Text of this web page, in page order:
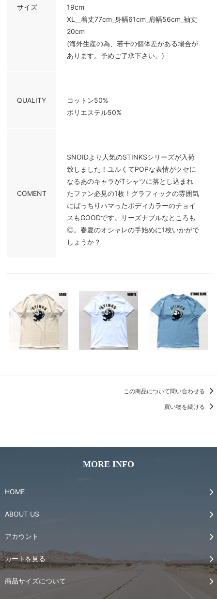
サイズ
19cm
XL__着丈77cm_身幅61cm_肩幅56cm_袖丈
20cm
(海外生産の為、若干の個体差がある場合が
あります。予めご了承下さい。)
QUALITY
コットン50%
ポリエステル50%
COMENT
SNOIDより人気のSTINKSシリーズが入荷
致しました！ユルくてPOPな表情がクセに
なるあのキャラがTシャツに落とし込まれ
たファン必見の1枚！グラフィックの雰囲気
にばっちりハマったボディカラーのチョイ
スもGOODです。リーズナブルなところも
◎。春夏のオシャレの手始めに1枚いかがで
しょうか？
この商品について問い合わせる
買い物を続ける
MORE INFO
HOME
ABOUT US
アカウント
カートを見る
商品サイズについて